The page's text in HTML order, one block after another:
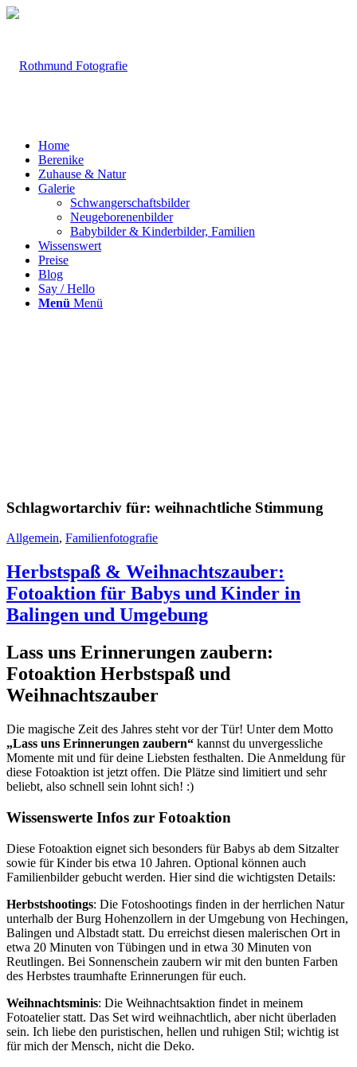
Home
Berenike
Zuhause & Natur
Galerie
Schwangerschaftsbilder
Neugeborenenbilder
Babybilder & Kinderbilder, Familien
Wissenswert
Preise
Blog
Say / Hello
Menü Menü
Schlagwortarchiv für: weihnachtliche Stimmung
Allgemein, Familienfotografie
Herbstspaß & Weihnachtszauber:
Fotoaktion für Babys und Kinder in
Balingen und Umgebung
Lass uns Erinnerungen zaubern:
Fotoaktion Herbstspaß und
Weihnachtszauber
Die magische Zeit des Jahres steht vor der Tür! Unter dem Motto
„Lass uns Erinnerungen zaubern“ kannst du unvergessliche
Momente mit und für deine Liebsten festhalten. Die Anmeldung für
diese Fotoaktion ist jetzt offen. Die Plätze sind limitiert und sehr
beliebt, also schnell sein lohnt sich! :)
Wissenswerte Infos zur Fotoaktion
Diese Fotoaktion eignet sich besonders für Babys ab dem Sitzalter
sowie für Kinder bis etwa 10 Jahren. Optional können auch
Familienbilder gebucht werden. Hier sind die wichtigsten Details:
Herbstshootings: Die Fotoshootings finden in der herrlichen Natur
unterhalb der Burg Hohenzollern in der Umgebung von Hechingen,
Balingen und Albstadt statt. Du erreichst diesen malerischen Ort in
etwa 20 Minuten von Tübingen und in etwa 30 Minuten von
Reutlingen. Bei Sonnenschein zaubern wir mit den bunten Farben
des Herbstes traumhafte Erinnerungen für euch.
Weihnachtsminis: Die Weihnachtsaktion findet in meinem
Fotoatelier statt. Das Set wird weihnachtlich, aber nicht überladen
sein. Ich liebe den puristischen, hellen und ruhigen Stil; wichtig ist
für mich der Mensch, nicht die Deko.